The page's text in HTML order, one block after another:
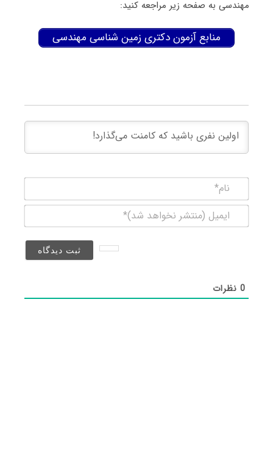
ﻣﻬﻨﺪسی به صفحه زیر مراجعه کنید:
منابع آزمون دکتری زمین شناسی ﻣﻬﻨﺪسی
(منتشر
0نظرات